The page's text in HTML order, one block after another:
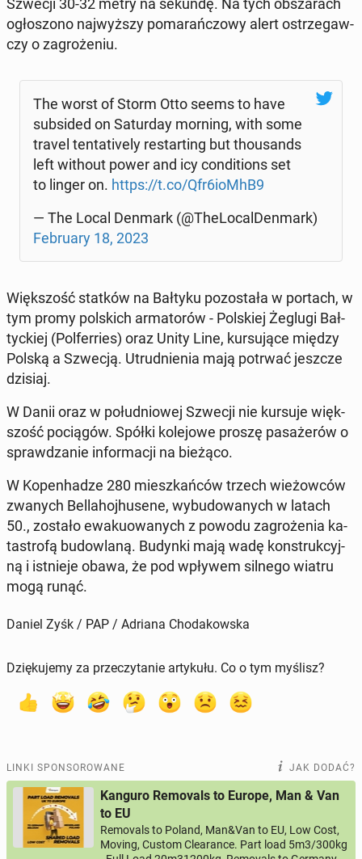
Szwecji 30-32 metry na sekundę. Na tych ob­sza­rach
ogło­szo­no naj­wyż­szy po­ma­rań­czo­wy alert ostrze­gaw­
czy o za­gro­że­niu.
The worst of Storm Otto seems to have
sub­si­ded on Sa­tur­day morning, with some
travel ten­ta­ti­ve­ly re­star­ting but tho­usands
left without power and icy con­di­tions set
to linger on. https://t.co/Qfr6ioMhB9
— The Local Denmark (@The­Lo­cal­Den­mark)
Fe­bru­ary 18, 2023
Więk­szość statków na Bałtyku po­zo­sta­ła w portach, w
tym promy pol­skich ar­ma­to­rów - Pol­skiej Żeglugi Bał­
tyc­kiej (Po­lfer­ries) oraz Unity Line, kur­su­ją­ce między
Polską a Szwecją. Utrud­nie­nia mają potrwać jeszcze
dzisiaj.
W Danii oraz w po­łu­dnio­wej Szwecji nie kursuje więk­
szość po­cią­gów. Spółki ko­le­jo­we proszę pa­sa­że­rów o
spraw­dza­nie in­for­ma­cji na bieżąco.
W Ko­pen­ha­dze 280 miesz­kań­ców trzech wie­żow­ców
zwanych Bel­la­hoj­hu­se­ne, wy­bu­do­wa­nych w latach
50., zostało ewa­ku­owa­nych z powodu za­gro­że­nia ka­
ta­stro­fą bu­dow­la­ną. Budynki mają wadę kon­struk­cyj­
ną i ist­nie­je obawa, że pod wpływem silnego wiatru
mogą runąć.
Daniel Zyśk / PAP / Adriana Chodakowska
Dziękujemy za przeczytanie artykułu. Co o tym myślisz?
LINKI SPONSOROWANE JAK DODAĆ?
Kanguro Removals to Europe, Man & Van
to EU
Removals to Poland, Man&Van to EU, Low Cost,
Moving, Custom Clearance. Part load 5m3/300kg